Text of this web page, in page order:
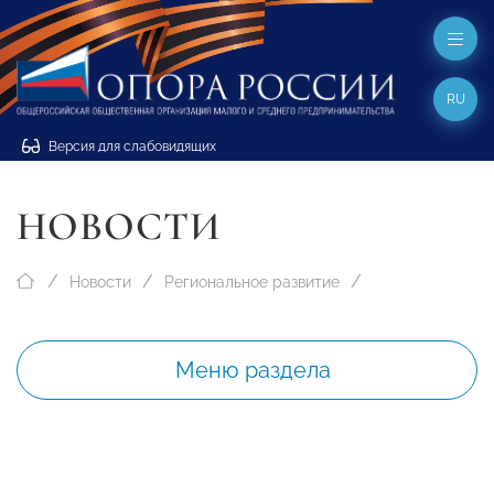
Версия для слабовидящих
RU
НОВОСТИ
Новости Региональное развитие
Меню раздела